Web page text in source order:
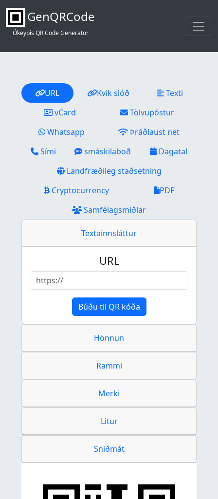
GenQRCode
Ókeypis QR Code Generator
URL Kvik slóð
Texti
vCard
Tölvupóstur
Whatsapp
Þráðlaust net
Sími
smáskilaboð
Dagatal
Landfræðileg staðsetning
Cryptocurrency
PDF
Samfélagsmiðlar
Textainnsláttur
URL
Búðu til QR kóða
Hönnun
Rammi
Merki
Litur
Sniðmát